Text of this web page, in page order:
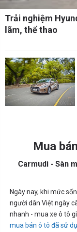
Trải nghiệm
lãm, thể thao
Mua
Carmudi - Sàn
Ngày nay, khi mức
người dân Việt ngày
nhanh - mua xe ô tô
mua bán ô tô đã sử